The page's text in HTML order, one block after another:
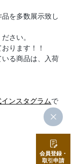
を多数展示致し
さい。
ります！！
る商品は、入荷
インスタグラムで
会員登録・
取引申請